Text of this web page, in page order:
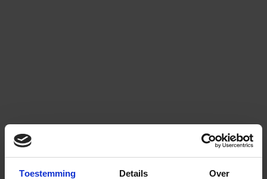
Toestemming Details Over